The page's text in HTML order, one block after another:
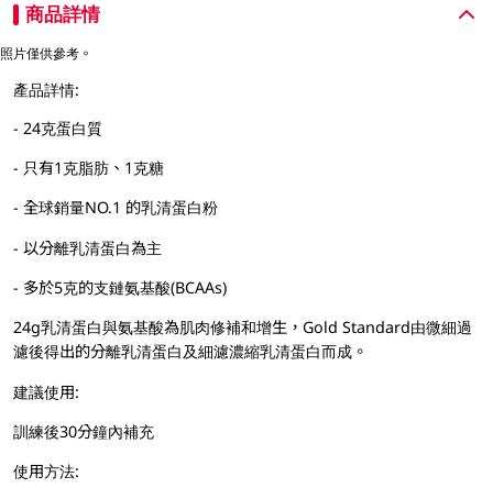
商品詳情
照片僅供參考。
產品詳情:
- 24克蛋白質
- 只有1克脂肪、1克糖
- 全球銷量NO.1 的乳清蛋白粉
- 以分離乳清蛋白為主
- 多於5克的支鏈氨基酸(BCAAs)
24g乳清蛋白與氨基酸為肌肉修補和增生，Gold Standard由微細過
濾後得出的分離乳清蛋白及細濾濃縮乳清蛋白而成。
建議使用:
訓練後30分鐘內補充
使用方法: